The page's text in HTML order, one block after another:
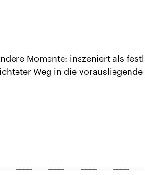
Momente: inszeniert als
Weg in die vorausliegende